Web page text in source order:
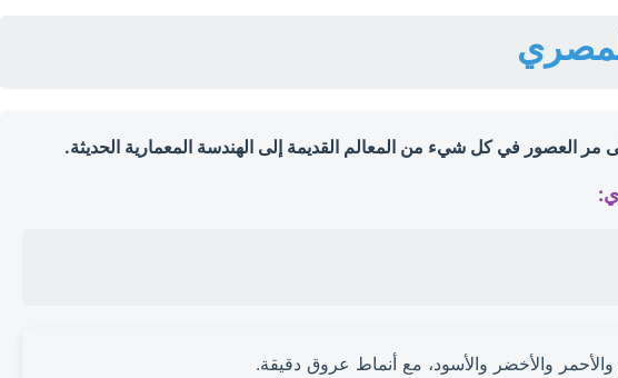
العصور في كل شيء من المعالم القديمة إلى الهندسة المعمارية الحديثة.
والأخضر والأسود، مع أنماط عروق دقيقة.